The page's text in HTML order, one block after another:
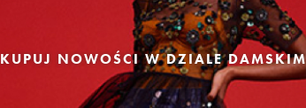
KUPUJ NOWOŚCI W DZIALE DAMSKIM